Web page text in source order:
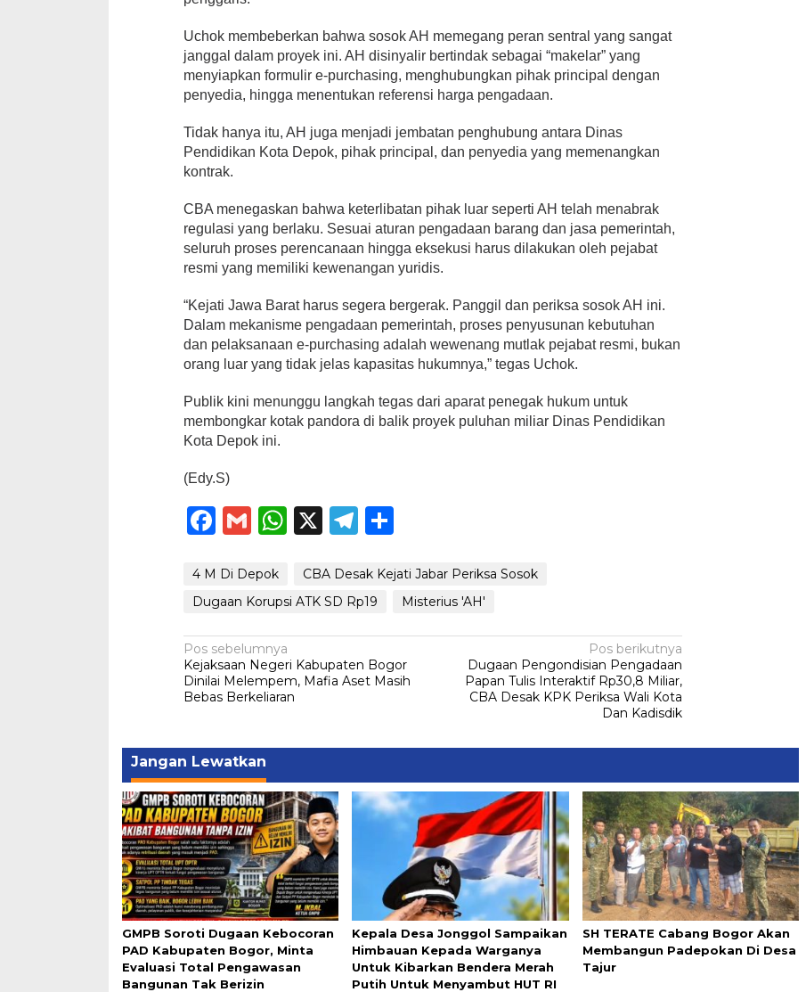
Uchok membeberkan bahwa sosok AH memegang peran sentral yang sangat
janggal dalam proyek ini. AH disinyalir bertindak sebagai “makelar” yang
menyiapkan formulir e-purchasing, menghubungkan pihak principal dengan
penyedia, hingga menentukan referensi harga pengadaan.
Tidak hanya itu, AH juga menjadi jembatan penghubung antara Dinas
Pendidikan Kota Depok, pihak principal, dan penyedia yang memenangkan
kontrak.
CBA menegaskan bahwa keterlibatan pihak luar seperti AH telah menabrak
regulasi yang berlaku. Sesuai aturan pengadaan barang dan jasa pemerintah,
seluruh proses perencanaan hingga eksekusi harus dilakukan oleh pejabat
resmi yang memiliki kewenangan yuridis.
“Kejati Jawa Barat harus segera bergerak. Panggil dan periksa sosok AH ini.
Dalam mekanisme pengadaan pemerintah, proses penyusunan kebutuhan
dan pelaksanaan e-purchasing adalah wewenang mutlak pejabat resmi, bukan
orang luar yang tidak jelas kapasitas hukumnya,” tegas Uchok.
Publik kini menunggu langkah tegas dari aparat penegak hukum untuk
membongkar kotak pandora di balik proyek puluhan miliar Dinas Pendidikan
Kota Depok ini.
(Edy.S)
Facebook
Gmail
WhatsApp
X Telegram
4 M Di Depok
CBA Desak Kejati Jabar Periksa Sosok
Dugaan Korupsi ATK SD Rp19
Misterius 'AH'
Navigasi
pos
Pos sebelumnya
Kejaksaan Negeri Kabupaten Bogor
Dinilai Melempem, Mafia Aset Masih
Bebas Berkeliaran
Pos berikutnya
Dugaan Pengondisian Pengadaan
Papan Tulis Interaktif Rp30,8 Miliar,
CBA Desak KPK Periksa Wali Kota
Dan Kadisdik
Jangan Lewatkan
GMPB Soroti Dugaan Kebocoran
PAD Kabupaten Bogor, Minta
Evaluasi Total Pengawasan
Bangunan Tak Berizin
Kepala Desa Jonggol Sampaikan
Himbauan Kepada Warganya
Untuk Kibarkan Bendera Merah
Putih Untuk Menyambut HUT RI
SH TERATE Cabang Bogor Akan
Membangun Padepokan Di Desa
Tajur